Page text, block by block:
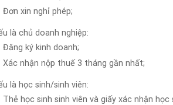
Đơn xin nghỉ phép;
là chủ doanh nghiệp:
Đăng ký kinh doanh;
Xác nhận nộp thuế 3 tháng gần nhất;
là học sinh/sinh viên:
Thẻ học sinh sinh viên và giấy xác nhận học